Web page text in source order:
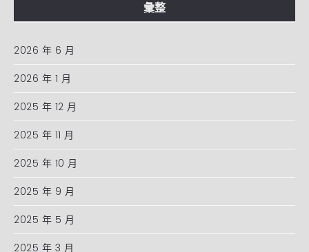
彙整
2026 年 6 月
2026 年 1 月
2025 年 12 月
2025 年 11 月
2025 年 10 月
2025 年 9 月
2025 年 5 月
2025 年 3 月